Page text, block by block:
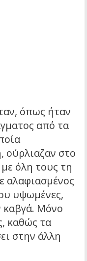
όπως ήταν
από τα
ούρλιαζαν στο
όλη τους τη
αλαφιασμένος
υψωμένες,
καβγά. Μόνο
καθώς τα
στην άλλη